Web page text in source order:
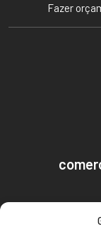
Fazer